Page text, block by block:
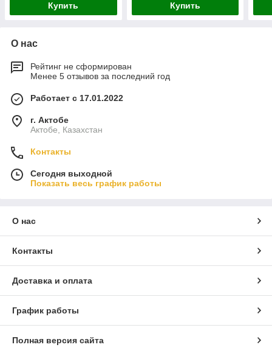
Купить Купить
О нас
Рейтинг не сформирован
Менее 5 отзывов за последний год
Работает с 17.01.2022
г. Актобе
Актобе, Казахстан
Контакты
Сегодня выходной
Показать весь график работы
О нас
Контакты
Доставка и оплата
График работы
Полная версия сайта